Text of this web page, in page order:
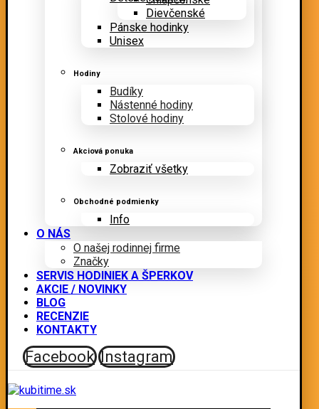
Dievčenské
Pánske hodinky
Unisex
Hodiny
Budíky
Nástenné hodiny
Stolové hodiny
Akciová ponuka
Zobraziť všetky
Obchodné podmienky
Info
O NÁS
O našej rodinnej firme
Značky
SERVIS HODINIEK A ŠPERKOV
AKCIE / NOVINKY
BLOG
RECENZIE
KONTAKTY
Facebook Instagram